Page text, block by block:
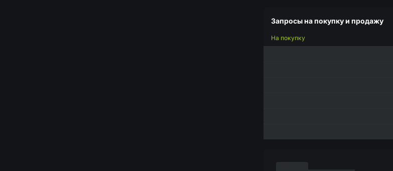
Запросы на покупку и продажу
На покупку